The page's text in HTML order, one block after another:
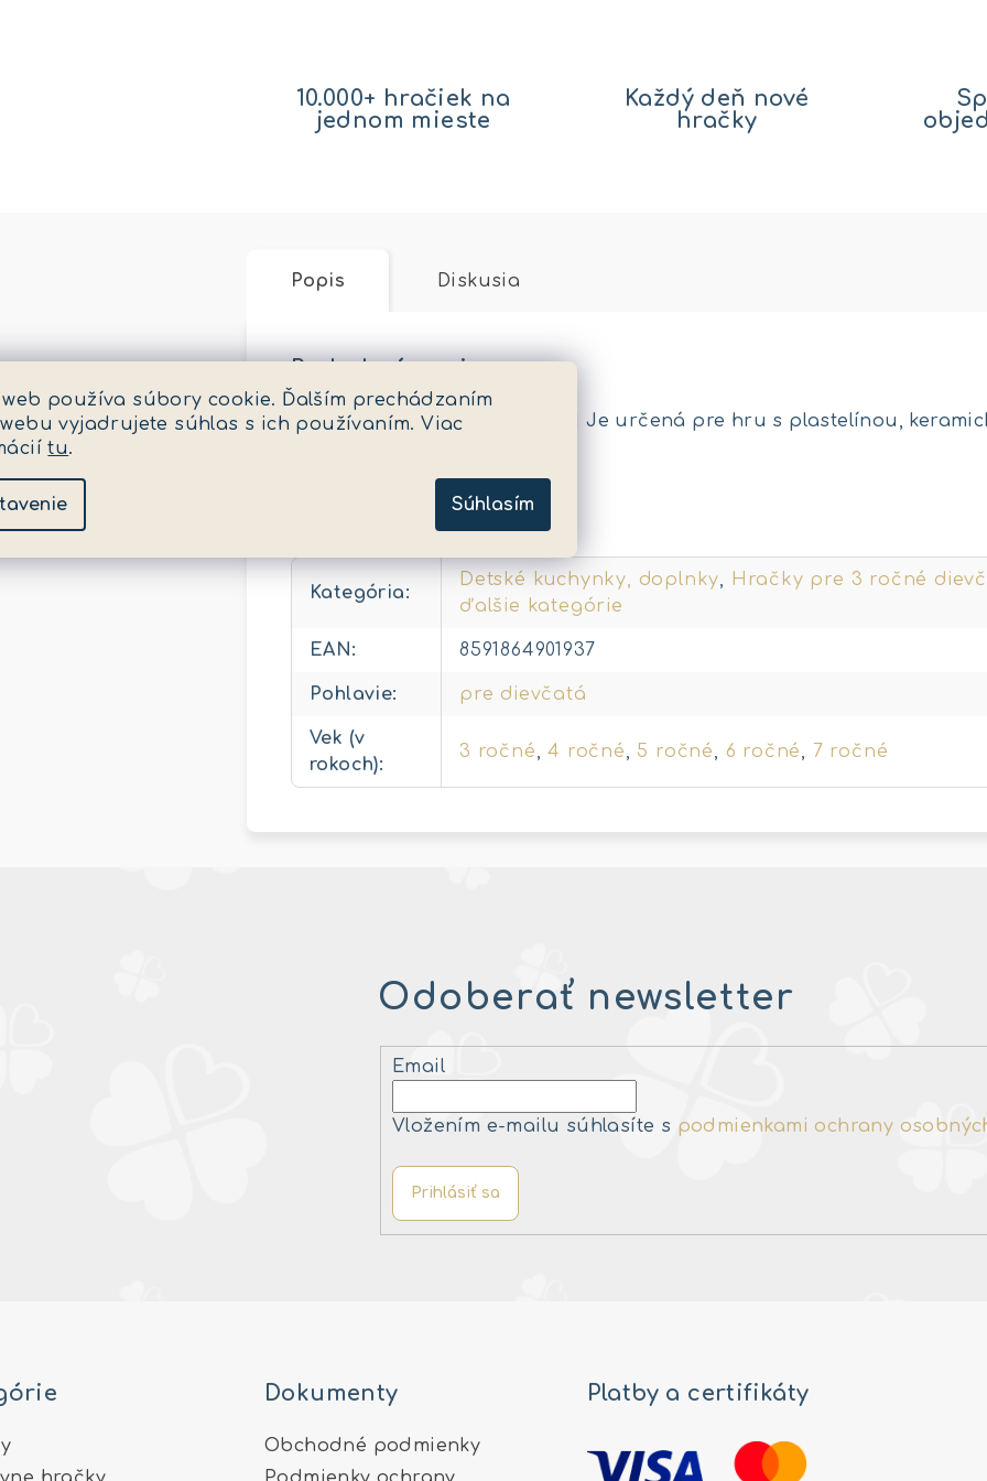
web používa súbory cookie. Ďalším prechádzaním
vyjadrujete súhlas s ich používaním. Viac
tu.
Súhlasím
10.000+ hračiek na
jednom mieste
Každý deň nové
hračky
Popis Diskusia
Podrobný popis
Vek: 3+ | Rozmer: 38 x 21 cm | | Je určená pre hru s plastelínou,
Dodatočné parametre
Kategória:
Detské kuchynky, doplnky,
Hračky pre 3 ročné
ďalšie kategórie
EAN: 8591864901937
Pohlavie: pre dievčatá
Vek (v
rokoch):
3 ročné,4 ročné, 5 ročné, 6 ročné, 7 ročné
Odoberať newsletter
Email
Vložením e-mailu súhlasíte s podmienkami ochrany
Prihlásiť sa
Dokumenty
Obchodné podmienky
Platby a certifikáty